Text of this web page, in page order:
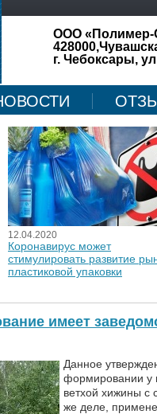
ООО «Полимер-
г. Чебоксары,
12.04.2020
Коронавирус может
стимулировать развитие
пластиковой упаковки
имеет
Данное
формировании у
ветхой хижины
же деле,